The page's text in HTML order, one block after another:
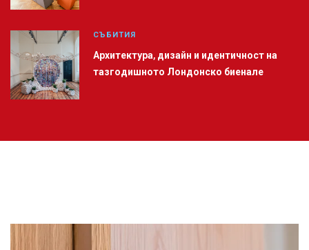
СЪБИТИЯ
Архитектура, дизайн и идентичност на
тазгодишното Лондонско биенале